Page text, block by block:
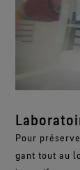
Pour
gant tout au